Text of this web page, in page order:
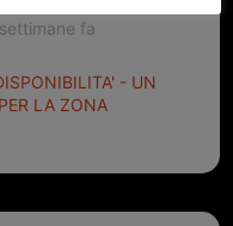
fa
- UN
LA ZONA